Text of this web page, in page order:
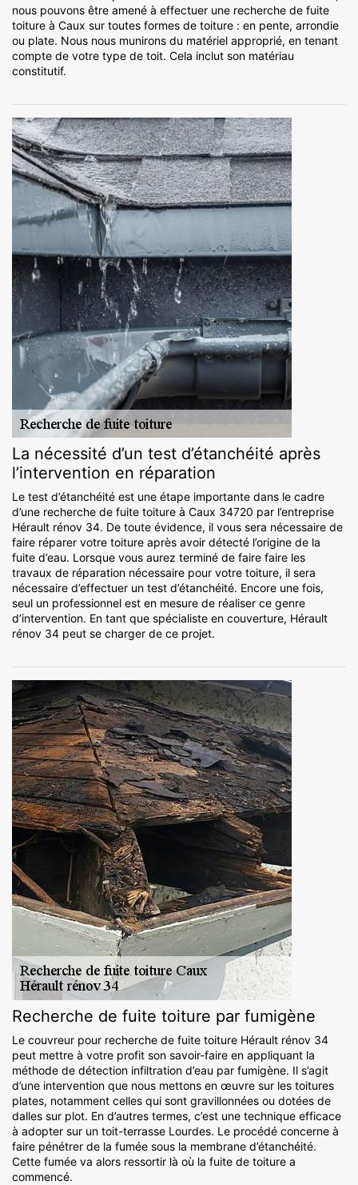
nous pouvons être amené à effectuer une recherche de fuite
toiture à Caux sur toutes formes de toiture : en pente, arrondie
ou plate. Nous nous munirons du matériel approprié, en tenant
compte de votre type de toit. Cela inclut son matériau
constitutif.
La nécessité d’un test d’étanchéité après
l’intervention en réparation
Le test d’étanchéité est une étape importante dans le cadre
d’une recherche de fuite toiture à Caux 34720 par l’entreprise
Hérault rénov 34. De toute évidence, il vous sera nécessaire de
faire réparer votre toiture après avoir détecté l’origine de la
fuite d’eau. Lorsque vous aurez terminé de faire faire les
travaux de réparation nécessaire pour votre toiture, il sera
nécessaire d’effectuer un test d’étanchéité. Encore une fois,
seul un professionnel est en mesure de réaliser ce genre
d’intervention. En tant que spécialiste en couverture, Hérault
rénov 34 peut se charger de ce projet.
Recherche de fuite toiture par fumigène
Le couvreur pour recherche de fuite toiture Hérault rénov 34
peut mettre à votre profit son savoir-faire en appliquant la
méthode de détection infiltration d’eau par fumigène. Il s’agit
d’une intervention que nous mettons en œuvre sur les toitures
plates, notamment celles qui sont gravillonnées ou dotées de
dalles sur plot. En d’autres termes, c’est une technique efficace
à adopter sur un toit-terrasse Lourdes. Le procédé concerne à
faire pénétrer de la fumée sous la membrane d’étanchéité.
Cette fumée va alors ressortir là où la fuite de toiture a
commencé.